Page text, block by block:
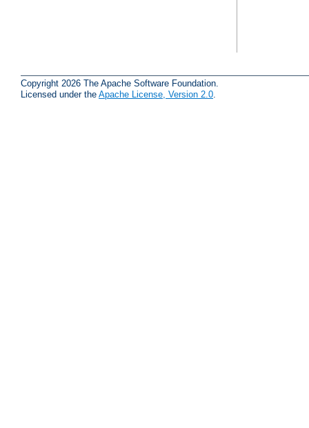
Copyright 2026 The Apache Software Foundation.
Licensed under the Apache License, Version 2.0